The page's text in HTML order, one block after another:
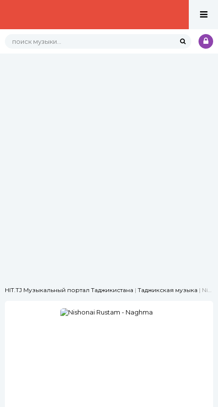
HIT.TJ Музыкальный портал Таджикистана | Таджикская музыка | Nishonai Rustam - Naghma